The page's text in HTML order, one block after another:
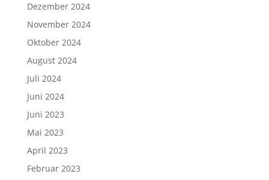
Dezember 2024
November 2024
Oktober 2024
August 2024
Juli 2024
Juni 2024
Juni 2023
Mai 2023
April 2023
Februar 2023